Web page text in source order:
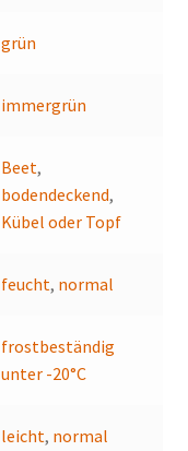
grün
immergrün
Beet,
bodendeckend,
Kübel oder Topf
feucht, normal
frostbeständig
unter -20°C
leicht, normal